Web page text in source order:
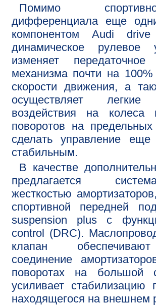
Помимо
дифференциала еще
компонентом Audi
динамическое рулевое
изменяет
механизма почти на
скорости движения, а
осуществляет легкие
воздействия на колеса
поворотов на
сделать управление
стабильным.
В качестве
предлагается
жесткостью
спортивной передней
suspension plus с
control (DRC).
клапан
соединение
поворотах на большой
усиливает стабилизацию
находящегося на внешнем